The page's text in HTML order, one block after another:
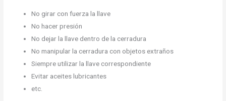
No girar con fuerza la llave
No hacer presión
No dejar la llave dentro de la cerradura
No manipular la cerradura con objetos extraños
Siempre utilizar la llave correspondiente
Evitar aceites lubricantes
etc.